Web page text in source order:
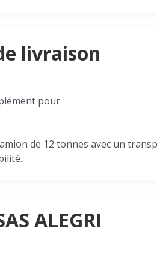
livraison
pour
de 12 tonnes avec un
ALEGRI